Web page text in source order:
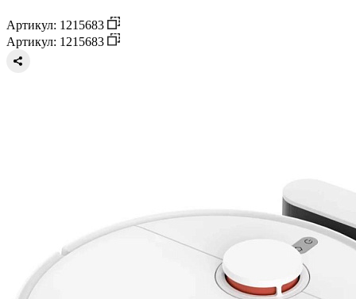
Артикул: 1215683
Артикул: 1215683